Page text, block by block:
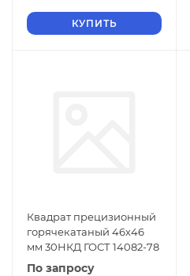
КУПИТЬ
Квадрат прецизионный
горячекатаный 46х46
мм 30НКД ГОСТ 14082-78
По запросу